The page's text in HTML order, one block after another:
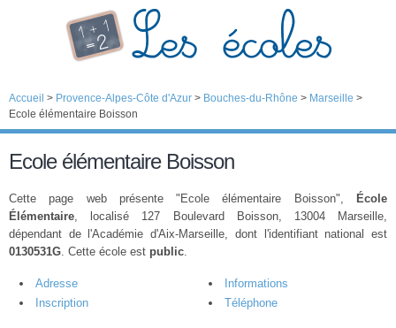
Accueil > Provence-Alpes-Côte d'Azur > Bouches-du-Rhône > Marseille >
Ecole élémentaire Boisson
Ecole élémentaire Boisson
Cette page web présente "Ecole élémentaire Boisson",
École
Élémentaire, localisé 127 Boulevard Boisson, 13004 Marseille,
dépendant de l'Académie d'Aix-Marseille, dont l'identifiant national est
0130531G. Cette école est public.
Adresse
Informations
Inscription
Téléphone